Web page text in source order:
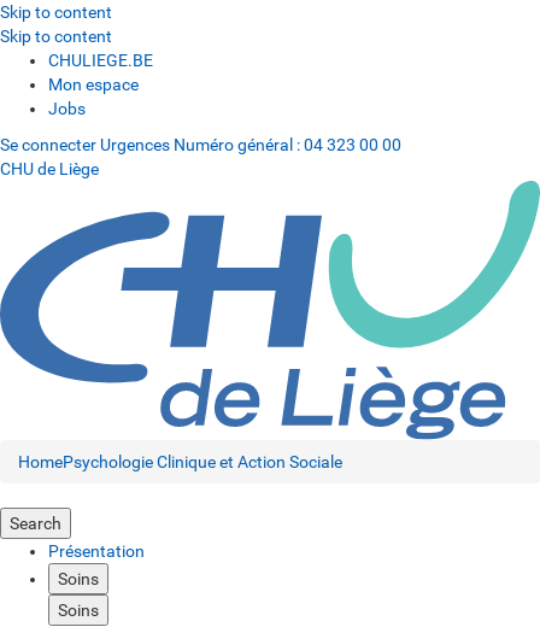
Skip to content
Skip to content
CHULIEGE.BE
Mon espace
Jobs
Se connecter Urgences Numéro général :04 323 00 00
CHU de Liège
HomePsychologie Clinique et Action Sociale
Search
Présentation
Soins
Soins